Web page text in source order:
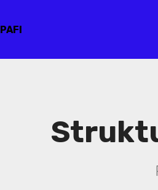
PAFI